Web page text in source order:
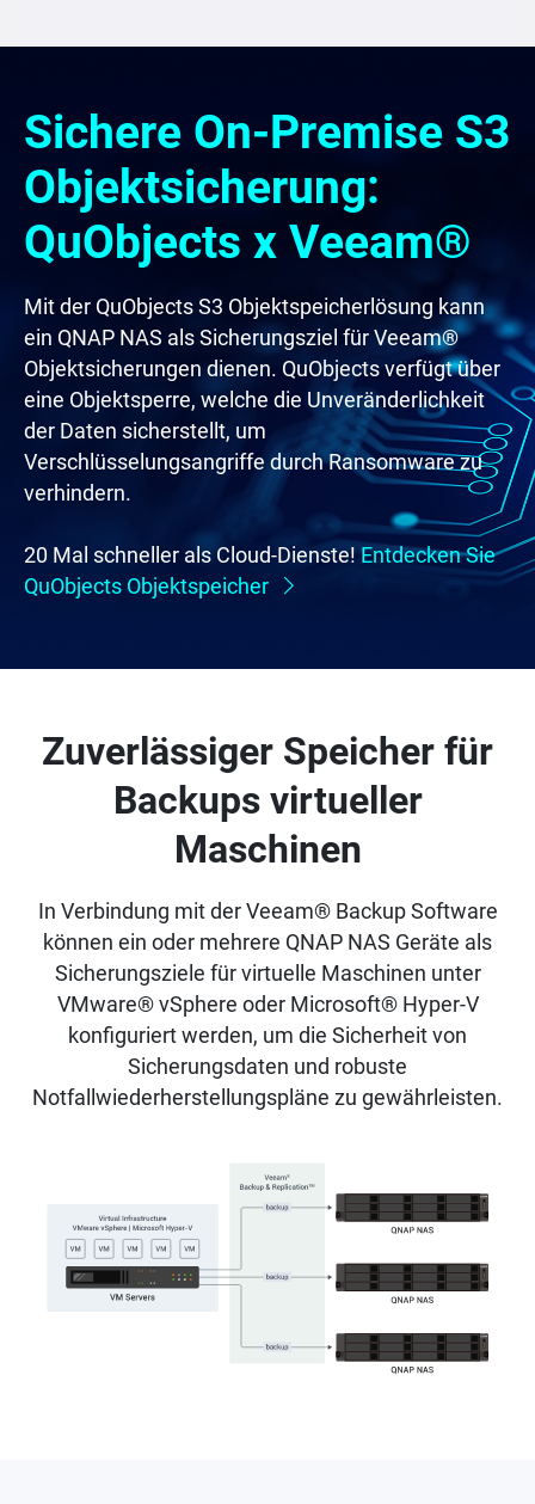
Sichere On-Premise S3
Objektsicherung:
QuObjects x Veeam®
Mit der QuObjects S3 Objektspeicherlösung kann
ein QNAP NAS als Sicherungsziel für Veeam®
Objektsicherungen dienen. QuObjects verfügt über
eine Objektsperre, welche die Unveränderlichkeit
der Daten sicherstellt, um
Verschlüsselungsangriffe durch Ransomware zu
verhindern.
20 Mal schneller als Cloud-Dienste!Entdecken Sie
QuObjects Objektspeicher
Zuverlässiger Speicher für
Backups virtueller
Maschinen
In Verbindung mit der Veeam® Backup Software
können ein oder mehrere QNAP NAS Geräte als
Sicherungsziele für virtuelle Maschinen unter
VMware® vSphere oder Microsoft® Hyper-V
konfiguriert werden, um die Sicherheit von
Sicherungsdaten und robuste
Notfallwiederherstellungspläne zu gewährleisten.